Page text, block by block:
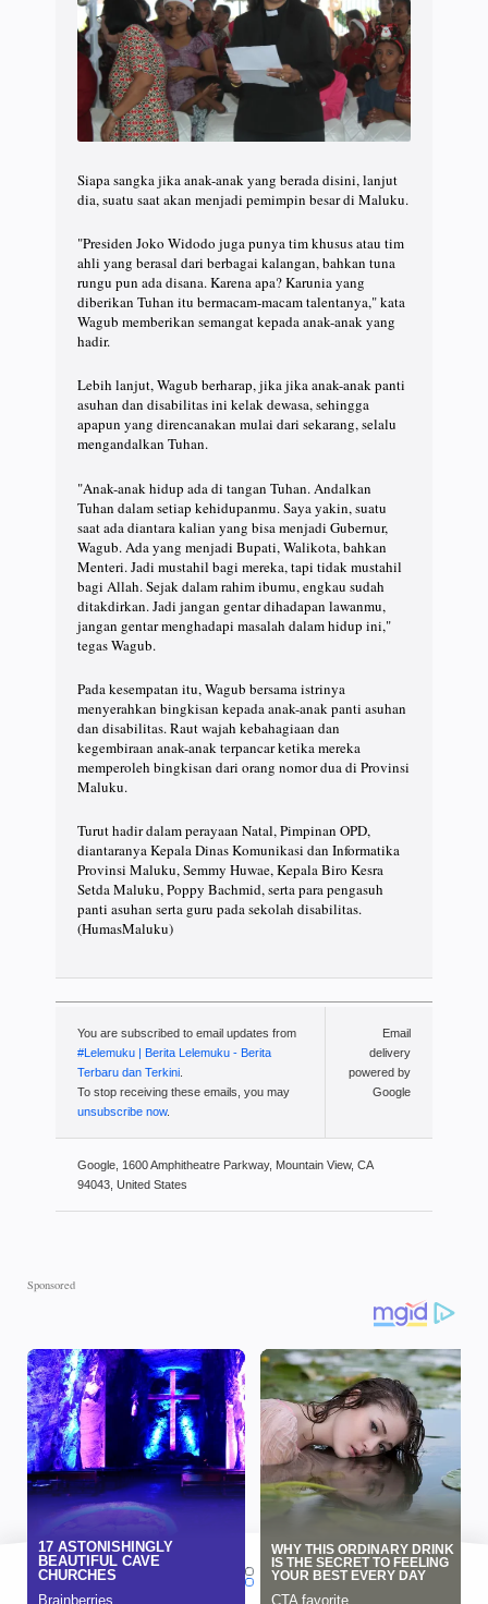
Siapa sangka jika anak-anak yang berada disini, lanjut
dia, suatu saat akan menjadi pemimpin besar di Maluku.
"Presiden Joko Widodo juga punya tim khusus atau tim
ahli yang berasal dari berbagai kalangan, bahkan tuna
rungu pun ada disana. Karena apa? Karunia yang
diberikan Tuhan itu bermacam-macam talentanya," kata
Wagub memberikan semangat kepada anak-anak yang
hadir.
Lebih lanjut, Wagub berharap, jika jika anak-anak panti
asuhan dan disabilitas ini kelak dewasa, sehingga
apapun yang direncanakan mulai dari sekarang, selalu
mengandalkan Tuhan.
"Anak-anak hidup ada di tangan Tuhan. Andalkan
Tuhan dalam setiap kehidupanmu. Saya yakin, suatu
saat ada diantara kalian yang bisa menjadi Gubernur,
Wagub. Ada yang menjadi Bupati, Walikota, bahkan
Menteri. Jadi mustahil bagi mereka, tapi tidak mustahil
bagi Allah. Sejak dalam rahim ibumu, engkau sudah
ditakdirkan. Jadi jangan gentar dihadapan lawanmu,
jangan gentar menghadapi masalah dalam hidup ini,"
tegas Wagub.
Pada kesempatan itu, Wagub bersama istrinya
menyerahkan bingkisan kepada anak-anak panti asuhan
dan disabilitas. Raut wajah kebahagiaan dan
kegembiraan anak-anak terpancar ketika mereka
memperoleh bingkisan dari orang nomor dua di Provinsi
Maluku.
Turut hadir dalam perayaan Natal, Pimpinan OPD,
diantaranya Kepala Dinas Komunikasi dan Informatika
Provinsi Maluku, Semmy Huwae, Kepala Biro Kesra
Setda Maluku, Poppy Bachmid, serta para pengasuh
panti asuhan serta guru pada sekolah disabilitas.
(HumasMaluku)
You are subscribed to email updates from
#Lelemuku | Berita Lelemuku - Berita
Terbaru dan Terkini
To stop receiving these emails, you may
unsubscribe now.
Email
delivery
powered by
Google
Google, 1600 Amphitheatre Parkway, Mountain View, CA
94043, United States